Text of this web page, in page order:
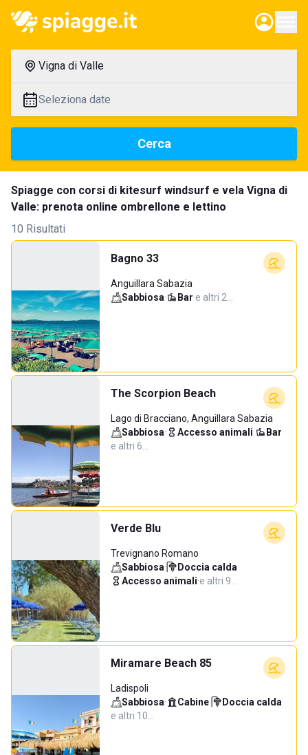
Vigna di Valle
Seleziona date
Cerca
Spiagge con corsi di kitesurf windsurf e vela Vigna di
Valle: prenota online ombrellone e lettino
10 Risultati
Bagno 33
Anguillara Sabazia
Sabbiosa· Bar·e altri 2…
The Scorpion Beach
Lago di Bracciano, Anguillara Sabazia
Sabbiosa· Accesso animali· Bar·
e altri 6…
Verde Blu
Trevignano Romano
Sabbiosa· Doccia calda·
Accesso animali·e altri 9…
Miramare Beach 85
Ladispoli
Sabbiosa· Cabine· Doccia calda·
e altri 10…